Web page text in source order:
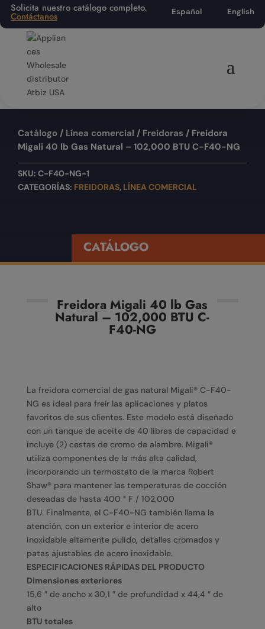
Solicita nuestro catálogo completo.
Contáctanos Español English
Catálogo / Línea comercial / Freidoras / Freidora
Migali 40 lb Gas Natural – 102,000 BTU C-F40-NG
SKU: C-F40-NG-1
CATEGORÍAS: FREIDORAS, LÍNEA COMERCIAL
CATÁLOGO
Freidora Migali 40 lb Gas
Natural – 102,000 BTU C-
F40-NG
La freidora comercial de gas natural Migali® C-F40-
NG es ideal para freír las aplicaciones y platos
favoritos de sus clientes. Este modelo está diseñado
con un tanque de aceite de 40 libras de capacidad e
incluye (2) cestas de cromo de alambre. Migali®
utiliza componentes de la más alta calidad,
incorporando un termostato de la marca Robert
Shaw® para mantener las temperaturas de cocción
deseadas de hasta 400 ° F / 102,000
BTU. Finalmente, el C-F40-NG también llama la
atención, con un exterior e interior de acero
inoxidable altamente pulido, detalles cromados y
patas ajustables de acero inoxidable.
ESPECIFICACIONES RÁPIDAS DEL PRODUCTO
Dimensiones exteriores
15,6 ″ de ancho x 30,1 ″ de profundidad x 44,4 ″ de
alto
BTU totales